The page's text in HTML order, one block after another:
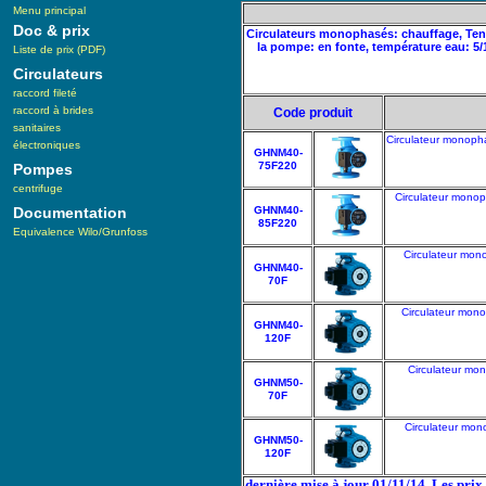
Menu principal
Doc & prix
Liste de prix (PDF)
Circulateurs
raccord fileté
raccord à brides
sanitaires
électroniques
Pompes
centrifuge
Documentation
Equivalence Wilo/Grunfoss
Circulateurs monophasés: chauffage,
la pompe: en fonte, température eau:
Code produit
GHNM40-
75F220
Circulateur
GHNM40-
85F220
Circulateur
GHNM40-
70F
Circulateur
GHNM40-
120F
Circulateur
GHNM50-
70F
Circulateur
GHNM50-
120F
Circulateur